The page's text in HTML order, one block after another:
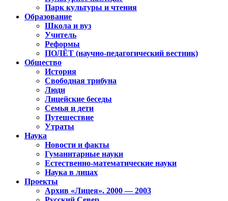
Парк культуры и чтения
Образование
Школа и вуз
Учитель
Реформы
ПОЛЁТ (научно-педагогический вестник)
Общество
История
Свободная трибуна
Люди
Лицейские беседы
Семья и дети
Путешествие
Утраты
Наука
Новости и факты
Гуманитарные науки
Естественно-математические науки
Наука в лицах
Проекты
Архив «Лицея». 2000 — 2003